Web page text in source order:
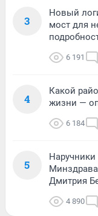
3
Новый
мост для
6 191
4
Какой
жизни —
6 184
5
Наручники
Дмитрия
4 890